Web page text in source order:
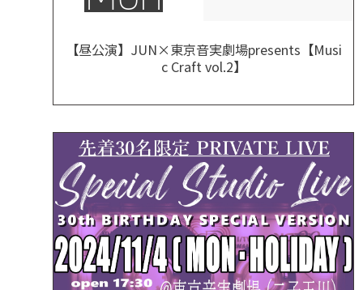
【昼公演】JUN×東京音実劇場presents【Musi
c Craft vol.2】